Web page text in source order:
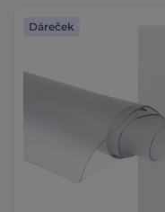
Dáreček